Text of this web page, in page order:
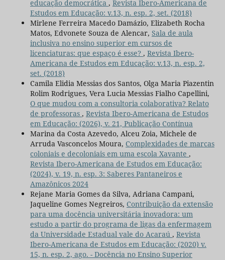
educação democrática , Revista Ibero-Americana de
Estudos em Educação: v.13, n. esp. 2, set. (2018)
Mirlene Ferreira Macedo Damázio, Elizabeth Rocha
Matos, Edvonete Souza de Alencar, Sala de aula
inclusiva no ensino superior em cursos de
licenciaturas: que espaço é esse? , Revista Ibero-
Americana de Estudos em Educação: v.13, n. esp. 2,
set. (2018)
Camila Elidia Messias dos Santos, Olga Maria Piazentin
Rolim Rodrigues, Vera Lucia Messias Fialho Capellini,
O que mudou com a consultoria colaborativa? Relato
de professoras , Revista Ibero-Americana de Estudos
em Educação: (2026), v. 21, Publicação Contínua
Marina da Costa Azevedo, Alceu Zoia, Michele de
Arruda Vasconcelos Moura, Complexidades de marcas
coloniais e decoloniais em uma escola Xavante ,
Revista Ibero-Americana de Estudos em Educação:
(2024), v. 19, n. esp. 3: Saberes Pantaneiros e
Amazônicos 2024
Rejane Maria Gomes da Silva, Adriana Campani,
Jaqueline Gomes Negreiros, Contribuição da extensão
para uma docência universitária inovadora: um
estudo a partir do programa de ligas da enfermagem
da Universidade Estadual vale do Acaraú , Revista
Ibero-Americana de Estudos em Educação: (2020) v.
15, n. esp. 2, ago. - Docência no Ensino Superior